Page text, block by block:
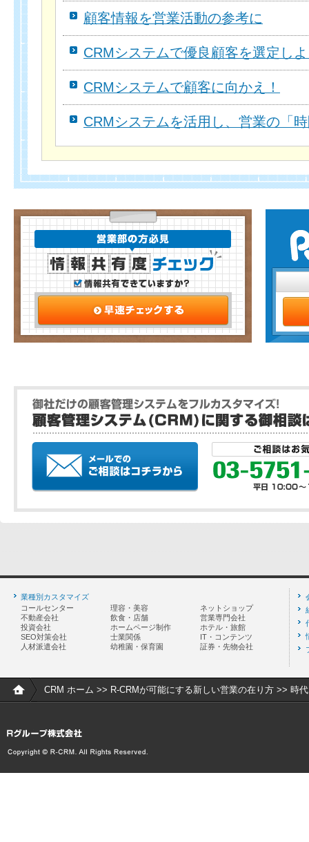
顧客情報を営業活動の参考に
CRMシステムで優良顧客を選定し
CRMシステムで顧客に向かえ！
CRMシステムを活用し、営業の「
業種別カスタマイズ
コールセンター
不動産会社
投資会社
SEO対策会社
人材派遣会社
理容・美容
飲食・店舗
ホームページ制作
士業関係
幼稚園・保育園
ネットショップ
営業専門会社
ホテル・旅館
IT・コンテンツ
証券・先物会社
CRM ホーム >> R-CRMが可能にする新しい営業の在り方 >> 時